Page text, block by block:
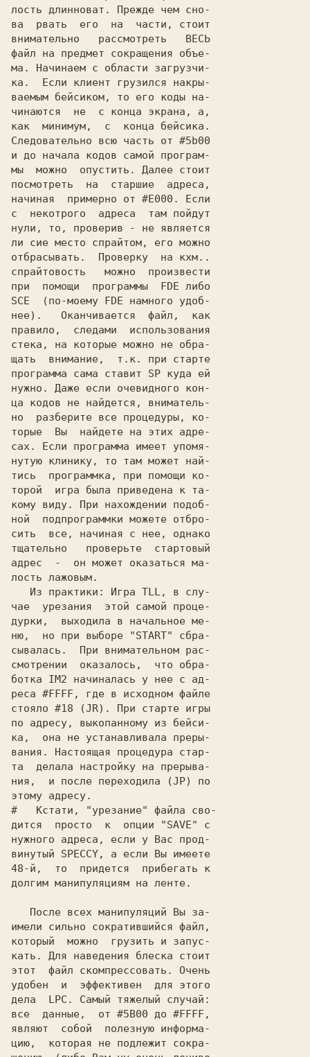
лость длинноват. Прежде чем сно-
ва  рвать  его  на  части, стоит
внимательно   рассмотреть   ВЕСЬ
файл на предмет сокращения объе-
ма. Начинаем с области загрузчи-
ка.  Если клиент грузился накры-
ваемым бейсиком, то его коды на-
чинаются  не  с конца экрана, а,
как  минимум,  с  конца бейсика.
Следовательно всю часть от #5b00
и до начала кодов самой програм-
мы  можно  опустить. Далее стоит
посмотреть  на  старшие  адреса,
начиная  примерно от #E000. Если
с  некотрого  адреса  там пойдут
нули, то, проверив - не является
ли сие место спрайтом, его можно
отбрасывать.  Проверку  на кхм..
спрайтовость   можно  произвести
при  помощи  программы  FDE либо
SCE  (по-моему FDE намного удоб-
нее).   Оканчивается  файл,  как
правило,  следами  использования
стека, на которые можно не обра-
щать  внимание,  т.к. при старте
программа сама ставит SP куда ей
нужно. Даже если очевидного кон-
ца кодов не найдется, вниматель-
но  разберите все процедуры, ко-
торые  Вы  найдете на этих адре-
сах. Если программа имеет упомя-
нутую клинику, то там может най-
тись  программка, при помощи ко-
торой  игра была приведена к та-
кому виду. При нахождении подоб-
ной  подпрограммки можете отбро-
сить  все, начиная с нее, однако
тщательно   проверьте  стартовый
адрес  -  он может оказаться ма-
лость лажовым.
чае  урезания  этой самой проце-
дурки,  выходила в начальное ме-
ню,  но при выборе "START" сбра-
сывалась.  При внимательном рас-
смотрении  оказалось,  что обра-
ботка IM2 начиналась у нее с ад-
реса #FFFF, где в исходном файле
стояло #18 (JR). При старте игры
по адресу, выкопанному из бейси-
ка,  она не устанавливала преры-
вания. Настоящая процедура стар-
та  делала настройку на прерыва-
ния,  и после переходила (JP) по
этому адресу.
#   Кстати, "урезание" файла сво-
дится  просто  к  опции "SAVE" с
нужного адреса, если у Вас прод-
винутый SPECCY, а если Вы имеете
48-й,  то  придется  прибегать к
долгим манипуляциям на ленте.
имели сильно сократившийся файл,
который  можно  грузить и запус-
кать. Для наведения блеска стоит
этот  файл скомпрессовать. Очень
удобен  и  эффективен  для этого
дела  LPC. Самый тяжелый случай:
все  данные,  от #5B00 до #FFFF,
являют  собой  полезную информа-
цию,  которая не подлежит сокра-